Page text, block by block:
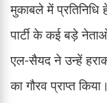
मुकाबले में
पार्टी के कई बड़े
एल-सैयद ने उन्हें
का गौरव प्राप्त